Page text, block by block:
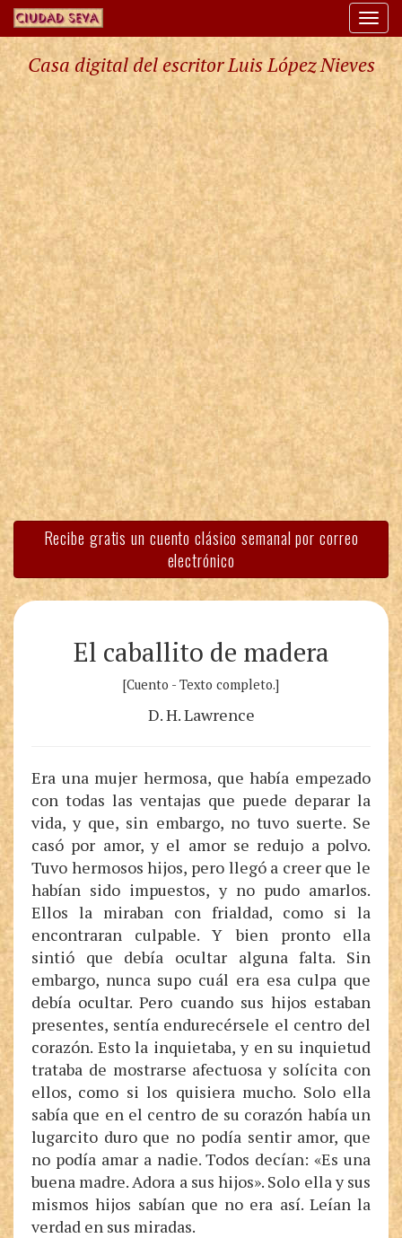
Casa digital del escritor Luis López Nieves
Recibe gratis un cuento clásico semanal por correo
electrónico
El caballito de madera
[Cuento - Texto completo.]
D. H. Lawrence
Era una mujer hermosa, que había empezado
con todas las ventajas que puede deparar la
vida, y que, sin embargo, no tuvo suerte. Se
casó por amor, y el amor se redujo a polvo.
Tuvo hermosos hijos, pero llegó a creer que le
habían sido impuestos, y no pudo amarlos.
Ellos la miraban con frialdad, como si la
encontraran culpable. Y bien pronto ella
sintió que debía ocultar alguna falta. Sin
embargo, nunca supo cuál era esa culpa que
debía ocultar. Pero cuando sus hijos estaban
presentes, sentía endurecérsele el centro del
corazón. Esto la inquietaba, y en su inquietud
trataba de mostrarse afectuosa y solícita con
ellos, como si los quisiera mucho. Solo ella
sabía que en el centro de su corazón había un
lugarcito duro que no podía sentir amor, que
no podía amar a nadie. Todos decían: «Es una
buena madre. Adora a sus hijos». Solo ella y sus
mismos hijos sabían que no era así. Leían la
verdad en sus miradas.